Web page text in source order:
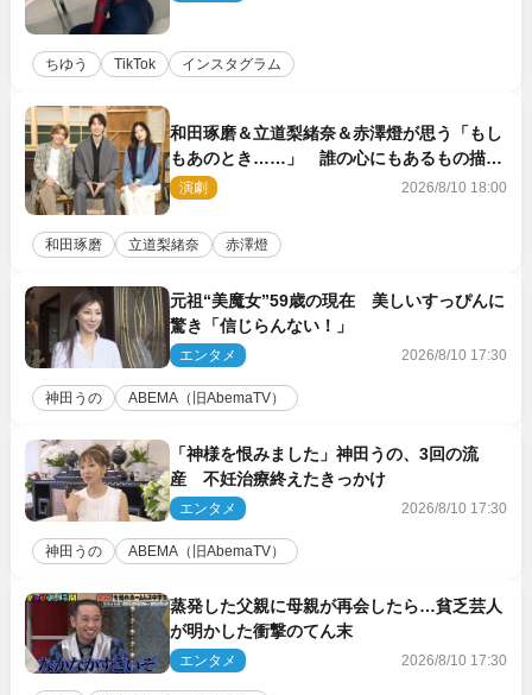
ちゆう TikTok インスタグラム
和田琢磨＆立道梨緒奈＆赤澤燈が思う「もし
もあのとき……」 誰の心にもあるもの描く
舞台『回転する夜』に込める思い
演劇 2026/8/10 18:00
和田琢磨 立道梨緒奈 赤澤燈
元祖“美魔女”59歳の現在 美しいすっぴんに
驚き「信じらんない！」
エンタメ 2026/8/10 17:30
神田うの ABEMA（旧AbemaTV）
「神様を恨みました」神田うの、3回の流
産 不妊治療終えたきっかけ
エンタメ 2026/8/10 17:30
神田うの ABEMA（旧AbemaTV）
蒸発した父親に母親が再会したら…貧乏芸人
が明かした衝撃のてん末
エンタメ 2026/8/10 17:30